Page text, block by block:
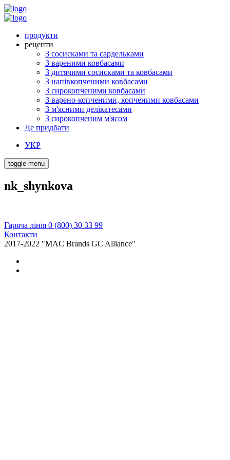
продукти
рецепти
З сосисками та сардельками
З вареними ковбасами
З дитячими сосисками та ковбасами
З напівкопченими ковбасами
З сирокопченими ковбасами
З варено-копченими, копченими ковбасами
З м'ясними делікатесами
З сирокопченим м'ясом
Де придбати
УКР
toggle menu
nk_shynkova
Гаряча лінія 0 (800) 30 33 99
Контакти
2017-2022 "MAC Brands GC Alliance"